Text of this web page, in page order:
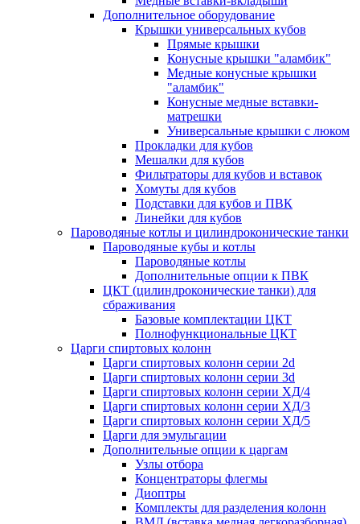
Дополнительное оборудование
Крышки универсальных кубов
Прямые крышки
Конусные крышки "аламбик"
Медные конусные крышки
"аламбик"
Конусные медные вставки-
матрешки
Универсальные крышки с люком
Прокладки для кубов
Мешалки для кубов
Фильтраторы для кубов и вставок
Хомуты для кубов
Подставки для кубов и ПВК
Линейки для кубов
Пароводяные котлы и цилиндроконические танки
Пароводяные кубы и котлы
Пароводяные котлы
Дополнительные опции к ПВК
ЦКТ (цилиндроконические танки) для
сбраживания
Базовые комплектации ЦКТ
Полнофункциональные ЦКТ
Царги спиртовых колонн
Царги спиртовых колонн серии 2d
Царги спиртовых колонн серии 3d
Царги спиртовых колонн серии ХД/4
Царги спиртовых колонн серии ХД/3
Царги спиртовых колонн серии ХД/5
Царги для эмульгации
Дополнительные опции к царгам
Узлы отбора
Концентраторы флегмы
Диоптры
Комплекты для разделения колонн